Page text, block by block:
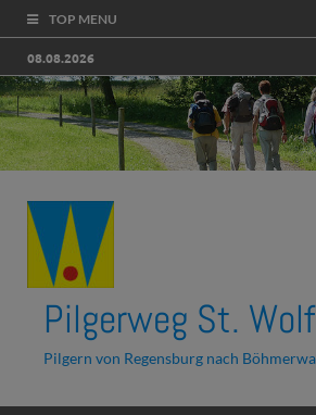
TOP MENU
08.08.2026
Pilgerweg St.
Pilgern von Regensburg nach